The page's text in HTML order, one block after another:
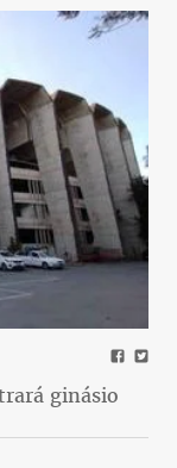
ginásio